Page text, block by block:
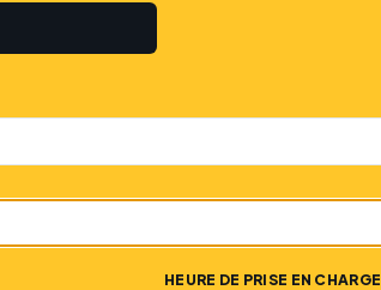
HEURE DE PRISE EN CHARGE